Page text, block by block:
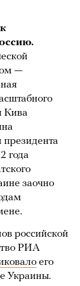
—
Кива
года
заочно
российской
РИА
его
Украины.